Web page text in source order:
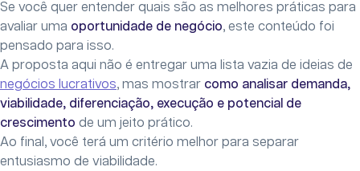
Se você quer entender quais são as melhores práticas para
avaliar uma oportunidade de negócio, este conteúdo foi
pensado para isso.
A proposta aqui não é entregar uma lista vazia de ideias de
negócios lucrativos, mas mostrar como analisar demanda,
viabilidade, diferenciação, execução e potencial de
crescimento de um jeito prático.
Ao final, você terá um critério melhor para separar
entusiasmo de viabilidade.